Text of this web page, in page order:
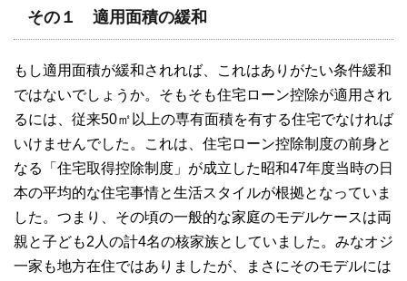
その１ 適用面積の緩和
もし適用面積が緩和されれば、これはありがたい条件緩和
ではないでしょうか。そもそも住宅ローン控除が適用され
るには、従来50㎡以上の専有面積を有する住宅でなければ
いけませんでした。これは、住宅ローン控除制度の前身と
なる「住宅取得控除制度」が成立した昭和47年度当時の日
本の平均的な住宅事情と生活スタイルが根拠となっていま
した。つまり、その頃の一般的な家庭のモデルケースは両
親と子ども2人の計4名の核家族としていました。みなオジ
一家も地方在住ではありましたが、まさにそのモデルには